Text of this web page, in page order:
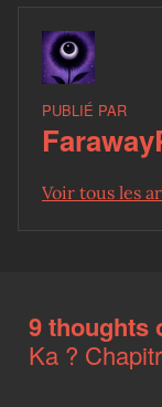
PUBLIÉ PAR
Voir tous les
9 thoughts
Ka ?